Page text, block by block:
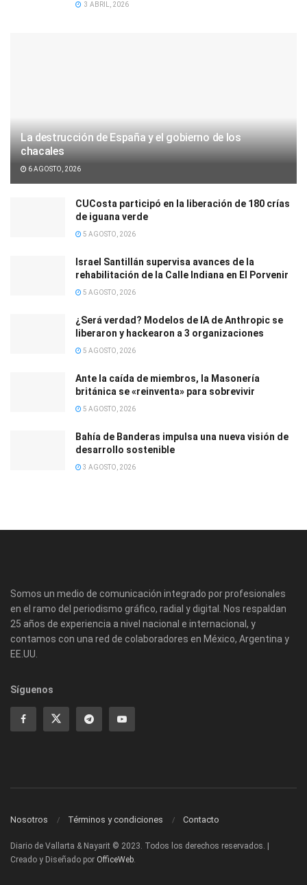
3 ABRIL, 2026
La destrucción de España y el gobierno de los
chacales
6 AGOSTO, 2026
CUCosta participó en la liberación de 180 crías
de iguana verde
5 AGOSTO, 2026
Israel Santillán supervisa avances de la
rehabilitación de la Calle Indiana en El Porvenir
5 AGOSTO, 2026
¿Será verdad? Modelos de IA de Anthropic se
liberaron y hackearon a 3 organizaciones
5 AGOSTO, 2026
Ante la caída de miembros, la Masonería
británica se «reinventa» para sobrevivir
5 AGOSTO, 2026
Bahía de Banderas impulsa una nueva visión de
desarrollo sostenible
3 AGOSTO, 2026
Somos un medio de comunicación integrado por profesionales
en el ramo del periodismo gráfico, radial y digital. Nos respaldan
25 años de experiencia a nivel nacional e internacional, y
contamos con una red de colaboradores en México, Argentina y
EE.UU.
Síguenos
Nosotros Términos y condiciones Contacto
Diario de Vallarta & Nayarit © 2023. Todos los derechos reservados. |
Creado y Diseñado por OfficeWeb.